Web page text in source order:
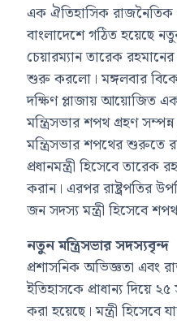
এক ঐতিহাসিক রাজনৈতিক
বাংলাদেশে গঠিত হয়েছে
চেয়ারম্যান তারেক
শুরু করলো। মঙ্গলবার
দক্ষিণ প্লাজায় আয়োজিত
মন্ত্রিসভার শপথ গ্রহণ
মন্ত্রিসভার শপথের শুরুতে
প্রধানমন্ত্রী হিসেবে
করান। এরপর রাষ্ট্রপতির
জন সদস্য মন্ত্রী হিসেবে
নতুন মন্ত্রিসভার সদস্যবৃন্দ
প্রশাসনিক অভিজ্ঞতা এবং
ইতিহাসকে প্রাধান্য দিয়ে
করা হয়েছে। মন্ত্রী হিসেবে